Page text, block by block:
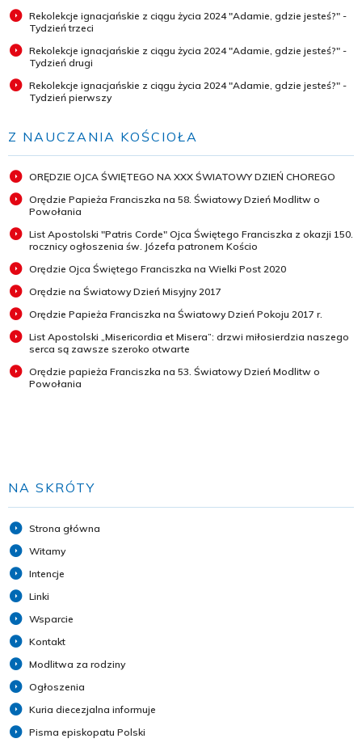
Rekolekcje ignacjańskie z ciągu życia 2024 "Adamie, gdzie jesteś?" -
Tydzień trzeci
Rekolekcje ignacjańskie z ciągu życia 2024 "Adamie, gdzie jesteś?" -
Tydzień drugi
Rekolekcje ignacjańskie z ciągu życia 2024 "Adamie, gdzie jesteś?" -
Tydzień pierwszy
Z NAUCZANIA KOŚCIOŁA
ORĘDZIE OJCA ŚWIĘTEGO NA XXX ŚWIATOWY DZIEŃ CHOREGO
Orędzie Papieża Franciszka na 58. Światowy Dzień Modlitw o
Powołania
List Apostolski "Patris Corde" Ojca Świętego Franciszka z okazji 150.
rocznicy ogłoszenia św. Józefa patronem Kościo
Orędzie Ojca Świętego Franciszka na Wielki Post 2020
Orędzie na Światowy Dzień Misyjny 2017
Orędzie Papieża Franciszka na Światowy Dzień Pokoju 2017 r.
List Apostolski „Misericordia et Misera”: drzwi miłosierdzia naszego
serca są zawsze szeroko otwarte
Orędzie papieża Franciszka na 53. Światowy Dzień Modlitw o
Powołania
NA SKRÓTY
Strona główna
Witamy
Intencje
Linki
Wsparcie
Kontakt
Modlitwa za rodziny
Ogłoszenia
Kuria diecezjalna informuje
Pisma episkopatu Polski